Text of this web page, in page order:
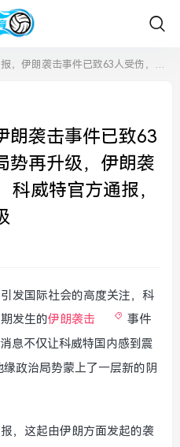
伤，地区紧张局势再升级，伊朗袭击事件致63人受伤！科威特官方通报，地区紧张局势再升级
朗袭击事件已致63
势再升级，伊朗袭
科威特官方通报，
发国际社会的高度关注，科
发生的伊朗袭击
事件
息不仅让科威特国内感到震
政治局势蒙上了一层新的阴
，这起由伊朗方面发起的袭